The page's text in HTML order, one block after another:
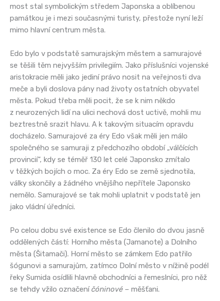
most stal symbolickým středem Japonska a oblíbenou
památkou je i mezi současnými turisty, přestože nyní leží
mimo hlavní centrum města.
Edo bylo v podstatě samurajským městem a samurajové
se těšili těm nejvyšším privilegiím. Jako příslušníci vojenské
aristokracie měli jako jediní právo nosit na veřejnosti dva
meče a byli doslova pány nad životy ostatních obyvatel
města. Pokud třeba měli pocit, že se k nim někdo
z neurozených lidí na ulici nechová dost uctivě, mohli mu
beztrestně srazit hlavu. A k takovým situacím opravdu
docházelo. Samurajové za éry Edo však měli jen málo
společného se samuraji z předchozího období „válčících
provincií“, kdy se téměř 130 let celé Japonsko zmítalo
v těžkých bojích o moc. Za éry Edo se země sjednotila,
války skončily a žádného vnějšího nepřítele Japonsko
nemělo. Samurajové se tak mohli uplatnit v podstatě jen
jako vládní úředníci.
Po celou dobu své existence se Edo členilo do dvou jasně
oddělených částí: Horního města (Jamanote) a Dolního
města (Šitamači). Horní město se zámkem Edo patřilo
šógunovi a samurajům, zatímco Dolní město v nížině podél
řeky Sumida osídlili hlavně obchodníci a řemeslníci, pro něž
se tehdy vžilo označeníčóninové – měšťani.